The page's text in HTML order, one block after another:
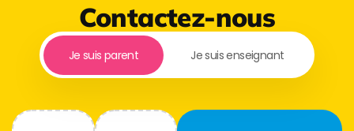
Contactez-nous
Je suis parent Je suis enseignant